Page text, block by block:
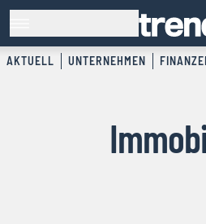
AKTUELL UNTERNEHMEN